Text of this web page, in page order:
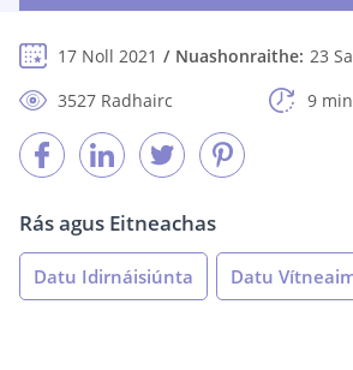
17 Noll 2021 Nuashonraithe: 23
3527 Radhairc
9
Rás agus Eitneachas
Datu Idirnáisiúnta Datu